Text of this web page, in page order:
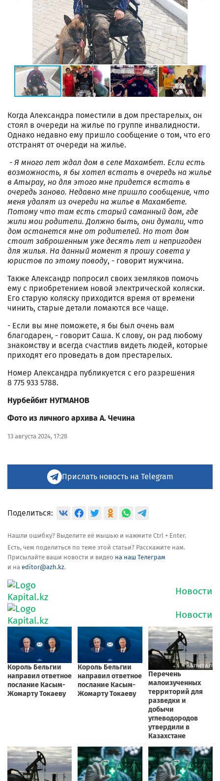
Когда Александра поместили в дом престарелых, он
стоял в очереди на жилье по группе инвалидности.
Однако недавно ему пришло сообщение о том, что его
отстранят от очереди на жилье.
- Я много лет ждал дом в селе Махамбет. Если есть
возможность, я бы хотел встать в очередь на жилье
в Атырау, но для этого мне придется встать в
очередь заново. Недавно мне пришло сообщение, что
меня удалят из очереди на жилье в Махамбете.
Потому что там есть старый саманный дом, где
жили мои родители. Должно быть, они думали, что
дом останется мне от родителей. Но тот дом
стоит заброшенным уже десять лет и непригоден
для жилья. На данный момент я прошу совета у
юристов по этому поводу, - говорит мужчина.
Также Александр попросил своих земляков помочь
ему с приобретением новой электрической коляски.
Его старую коляску приходится время от времени
чинить, старые детали ломаются все чаще.
- Если вы мне поможете, я бы был очень вам
благодарен, - говорит Саша. К слову, он рад любому
знакомству и всегда счастлив видеть людей, которые
приходят его проведать в дом престарелых.
Номер Александра публикуется с его разрешения
8 775 933 5788.
Нурбейбит НУГМАНОВ
Фото из личного архива А. Чечина
13 августа 2024, 17:28
Прислать новость на Telegram
Поделиться:
Нашли ошибку? Выделите её мышью и нажмите Ctrl + Enter.
Есть, чем поделиться по теме этой статьи? Расскажите нам.
Присылайте ваши новости и видео на наш Телеграм
и на editor@azh.kz.